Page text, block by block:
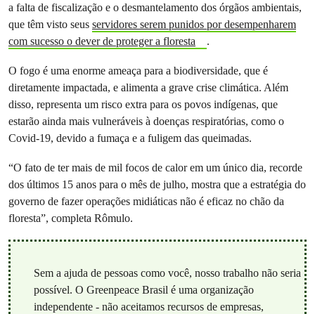
a falta de fiscalização e o desmantelamento dos órgãos ambientais,
que têm visto seus servidores serem punidos por desempenharem
com sucesso o dever de proteger a floresta
.
O fogo é uma enorme ameaça para a biodiversidade, que é
diretamente impactada, e alimenta a grave crise climática. Além
disso, representa um risco extra para os povos indígenas, que
estarão ainda mais vulneráveis à doenças respiratórias, como o
Covid-19, devido a fumaça e a fuligem das queimadas.
“O fato de ter mais de mil focos de calor em um único dia, recorde
dos últimos 15 anos para o mês de julho, mostra que a estratégia do
governo de fazer operações midiáticas não é eficaz no chão da
floresta”, completa Rômulo.
Sem a ajuda de pessoas como você, nosso trabalho não seria
possível. O Greenpeace Brasil é uma organização
independente - não aceitamos recursos de empresas,